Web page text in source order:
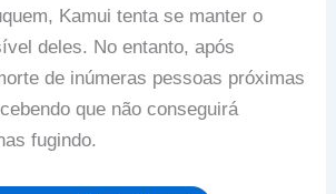
Kamui tenta se manter o
deles. No entanto, após
de inúmeras pessoas próximas
que não conseguirá
fugindo.